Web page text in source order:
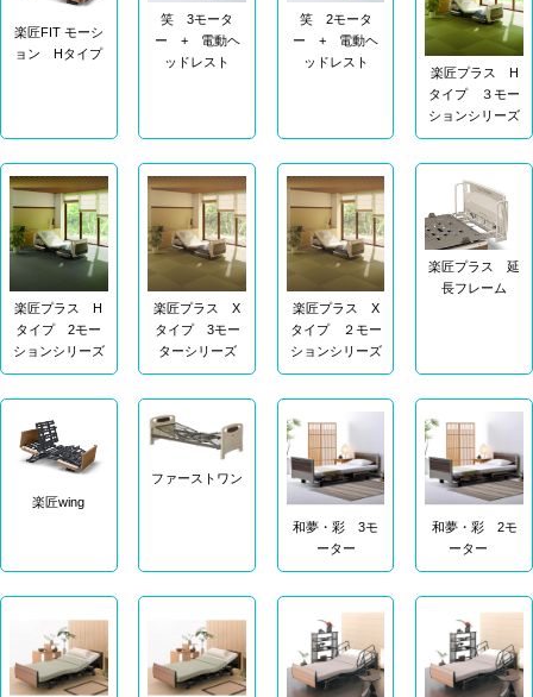
楽匠FIT モーシ
ョン Hタイプ
笑 3モータ
ー + 電動ヘ
ッドレスト
笑 2モータ
ー + 電動ヘ
ッドレスト
楽匠プラス H
タイプ ３モー
ションシリーズ
楽匠プラス H
タイプ 2モー
ションシリーズ
楽匠プラス X
タイプ 3モー
ターシリーズ
楽匠プラス X
タイプ ２モー
ションシリーズ
楽匠プラス 延
長フレーム
楽匠wing
ファーストワン
和夢・彩 3モ
ーター
和夢・彩 2モ
ーター